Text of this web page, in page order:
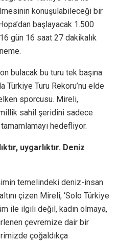
konuşulabileceği bir
başlayacak 1.500
gün 16 saat 27 dakikalık
bulacak bu turu tek başına
Türkiye Turu Rekoru’nu elde
sporcusu. Mireli,
sahil şeridini sadece
hedefliyor.
uygarlıktır. Deniz
temelindeki deniz-insan
çizen Mireli, ‘Solo Türkiye
ile ilgili değil, kadın olmaya,
çevremize dair bir
çoğaldıkça